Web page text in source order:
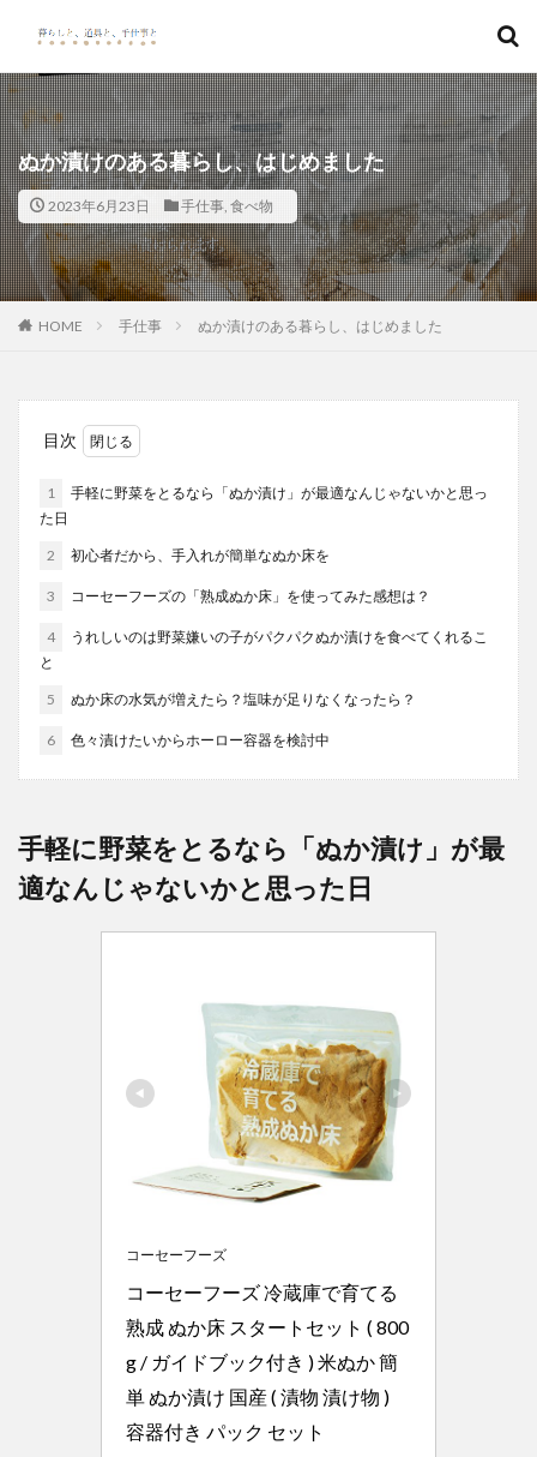
ぬか漬けのある暮らし、はじめました
2023年6月23日 手仕事, 食べ物
HOME 手仕事 ぬか漬けのある暮らし、はじめました
目次
1
手軽に野菜をとるなら「ぬか漬け」が最適なんじゃないかと思っ
た日
2 初心者だから、手入れが簡単なぬか床を
3 コーセーフーズの「熟成ぬか床」を使ってみた感想は？
4
うれしいのは野菜嫌いの子がパクパクぬか漬けを食べてくれるこ
と
5 ぬか床の水気が増えたら？塩味が足りなくなったら？
6 色々漬けたいからホーロー容器を検討中
手軽に野菜をとるなら「ぬか漬け」が最
適なんじゃないかと思った日
コーセーフーズ
コーセーフーズ 冷蔵庫で育てる
熟成 ぬか床 スタートセット ( 800
g / ガイドブック付き ) 米ぬか 簡
単 ぬか漬け 国産 ( 漬物 漬け物 )
容器付き パック セット
カテゴリー
検索